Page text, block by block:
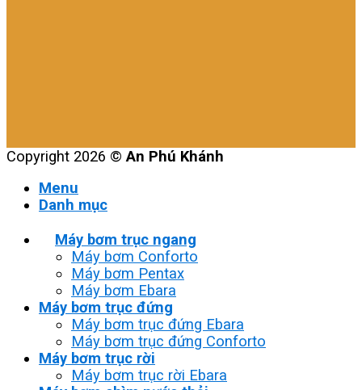
Copyright 2026 © An Phú Khánh
Menu
Danh mục
Máy bơm trục ngang
Máy bơm Conforto
Máy bơm Pentax
Máy bơm Ebara
Máy bơm trục đứng
Máy bơm trục đứng Ebara
Máy bơm trục đứng Conforto
Máy bơm trục rời
Máy bơm trục rời Ebara